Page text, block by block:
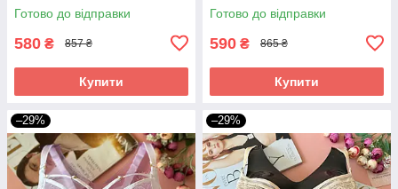
Готово до відправки
580 ₴ 857 ₴
Купити
Готово до відправки
590 ₴ 865 ₴
Купити
–29% –29%